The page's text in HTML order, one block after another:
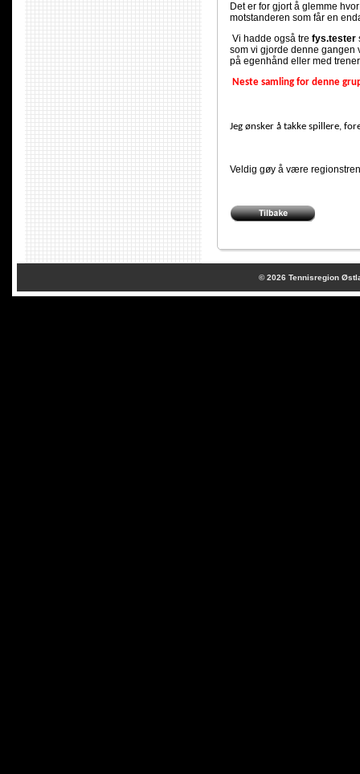
Det er for gjort å glemme
motstanderen som får en
Vi hadde også tre fys.tester
som vi gjorde denne gangen
på egenhånd eller med
Neste samling for denne
Jeg ønsker å takke spillere,
Veldig gøy å være
© 2026 Tennisregion